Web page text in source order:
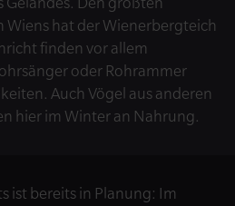
Wiens hat der Wienerbergteich
finden vor allem
oder Rohrammer
Auch Vögel aus anderen
hier im Winter an Nahrung.
ist bereits in Planung: Im